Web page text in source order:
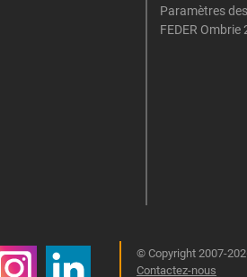
Paramètres
FEDER Ombrie
© Copyright 2007-
Contactez-nous